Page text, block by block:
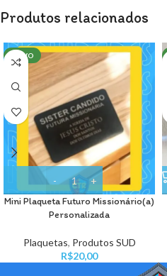
Produtos relacionados
NOVO
Mini Plaqueta Futuro Missionário(a)
Personalizada
Plaquetas, Produtos SUD
R$20,00